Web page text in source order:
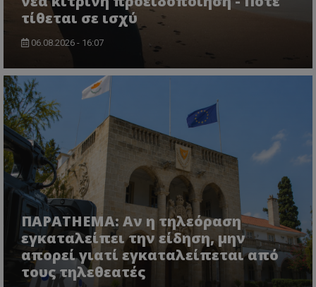
τίθεται σε ισχύ
06.08.2026 - 16:07
ΠΑΡΑTHEMA: Αν η τηλεόραση
εγκαταλείπει την είδηση, μην
απορεί γιατί εγκαταλείπεται από
τους τηλεθεατές